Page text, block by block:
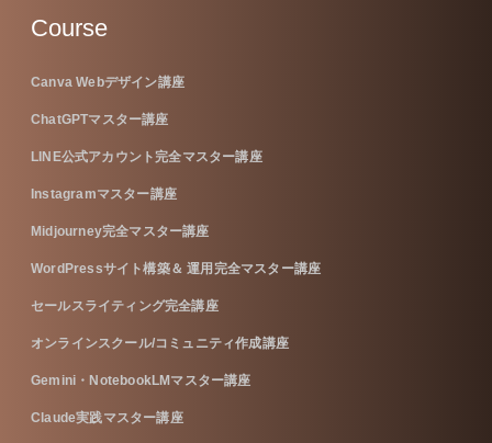
Course
Canva Webデザイン講座
ChatGPTマスター講座
LINE公式アカウント完全マスター講座
Instagramマスター講座
Midjourney完全マスター講座
WordPressサイト構築＆ 運用完全マスター講座
セールスライティング完全講座
オンラインスクール/コミュニティ作成講座
Gemini・NotebookLMマスター講座
Claude実践マスター講座